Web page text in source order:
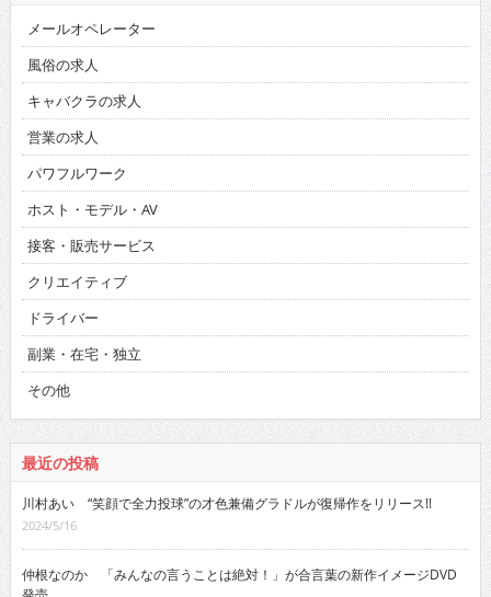
メールオペレーター
風俗の求人
キャバクラの求人
営業の求人
パワフルワーク
ホスト・モデル・AV
接客・販売サービス
クリエイティブ
ドライバー
副業・在宅・独立
その他
最近の投稿
川村あい “笑顔で全力投球”の才色兼備グラドルが復帰作をリリース!!
2024/5/16
仲根なのか 「みんなの言うことは絶対！」が合言葉の新作イメージDVD